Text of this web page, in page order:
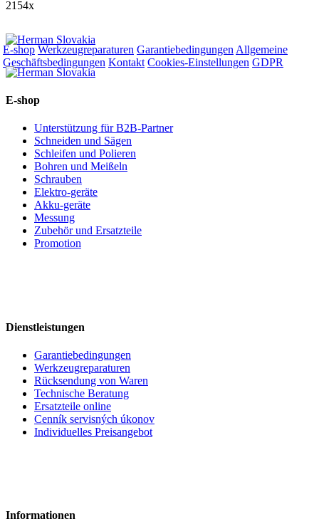
2154x
E-shop Werkzeugreparaturen Garantiebedingungen Allgemeine
Geschäftsbedingungen Kontakt Cookies-Einstellungen GDPR
E-shop
Unterstützung für B2B-Partner
Schneiden und Sägen
Schleifen und Polieren
Bohren und Meißeln
Schrauben
Elektro-geräte
Akku-geräte
Messung
Zubehör und Ersatzteile
Promotion
Dienstleistungen
Garantiebedingungen
Werkzeugreparaturen
Rücksendung von Waren
Technische Beratung
Ersatzteile online
Cenník servisných úkonov
Individuelles Preisangebot
Informationen